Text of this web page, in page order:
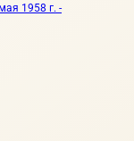
1958 г. -